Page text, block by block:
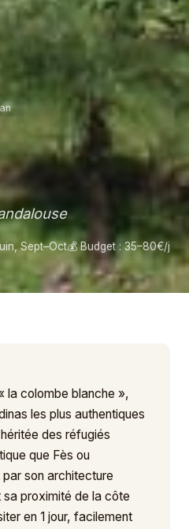
Sept–Oct💰 Budget : 35–80€/j
la colombe blanche »,
les plus authentiques
des réfugiés
que Fès ou
son architecture
sa proximité de la côte
en 1 jour, facilement